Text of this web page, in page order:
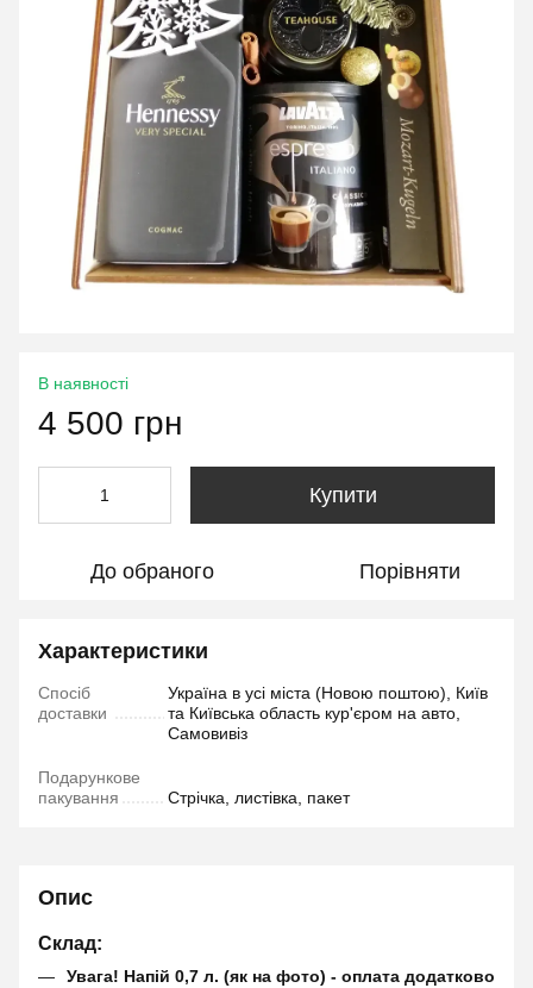
В наявності
4 500 грн
Купити
До обраного Порівняти
Характеристики
Спосіб
доставки
Україна в усі міста (Новою поштою), Київ
та Київська область кур'єром на авто,
Самовивіз
Подарункове
пакування
Стрічка, листівка, пакет
Опис
Склад:
Увага! Напій 0,7 л. (як на фото) - оплата додатково